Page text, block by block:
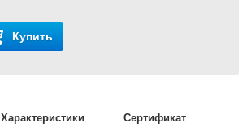
Купить
Характеристики Сертификат